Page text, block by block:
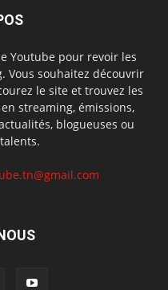
Youtube pour revoir les
Vous souhaitez découvrir
le site et trouvez les
streaming, émissions,
blogueuses ou